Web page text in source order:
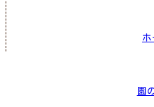
ホ
園